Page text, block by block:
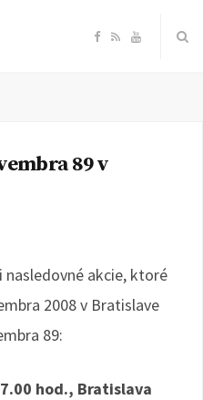
F
e
o
R Y
e
89 v
nasledovné akcie, ktoré
2008 v Bratislave
89:
hod., Bratislava